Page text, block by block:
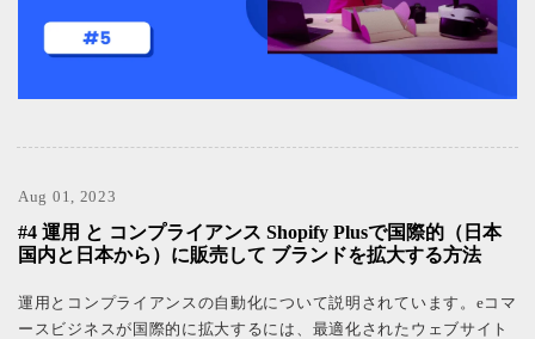
Aug 01, 2023
#4 運用 と コンプライアンス Shopify Plusで国際的（日本
国内と日本から）に販売して ブランドを拡大する方法
運用とコンプライアンスの自動化について説明されています。eコマ
ースビジネスが国際的に拡大するには、最適化されたウェブサイト